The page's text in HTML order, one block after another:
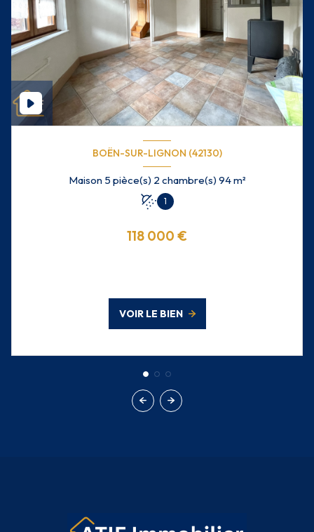
BOËN-SUR-LIGNON (42130)
Maison 5 pièce(s) 2 chambre(s) 94 m²
1
118 000 €
VOIR LE BIEN